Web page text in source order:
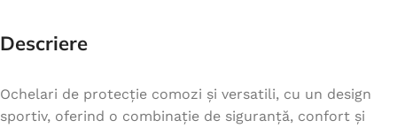
Descriere
Ochelari de protecție comozi și versatili, cu un design
sportiv, oferind o combinație de siguranță, confort și